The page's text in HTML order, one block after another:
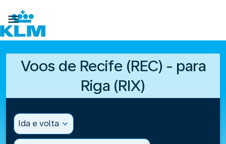

Voos de Recife (REC) - para
Riga (RIX)
Ida e volta expand_more